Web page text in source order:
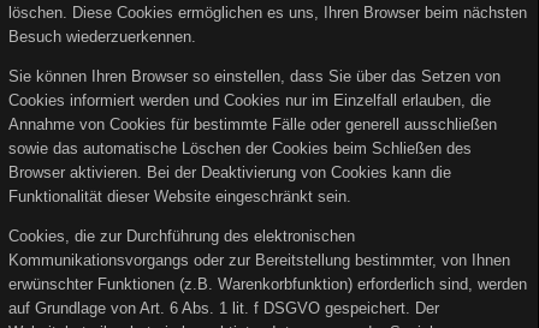
löschen. Diese Cookies ermöglichen es uns, Ihren Browser beim nächsten
Besuch wiederzuerkennen.
Sie können Ihren Browser so einstellen, dass Sie über das Setzen von
Cookies informiert werden und Cookies nur im Einzelfall erlauben, die
Annahme von Cookies für bestimmte Fälle oder generell ausschließen
sowie das automatische Löschen der Cookies beim Schließen des
Browser aktivieren. Bei der Deaktivierung von Cookies kann die
Funktionalität dieser Website eingeschränkt sein.
Cookies, die zur Durchführung des elektronischen
Kommunikationsvorgangs oder zur Bereitstellung bestimmter, von Ihnen
erwünschter Funktionen (z.B. Warenkorbfunktion) erforderlich sind, werden
auf Grundlage von Art. 6 Abs. 1 lit. f DSGVO gespeichert. Der